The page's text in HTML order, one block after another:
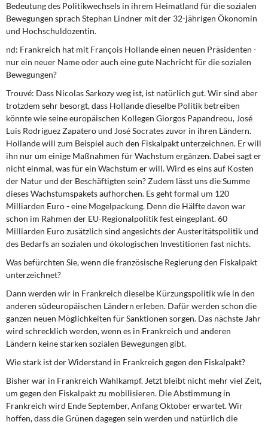
Steuer- und Finanzpolitik
Öffentliche Infrastruktur und Daseinsvorsorge
Eurokrise und Griechenland
DIE LINKE
Weitere Themen
Memo-Gruppe
Institut Solidarische Moderne
Rosa-Luxemburg-Stiftung
Über mich
Kontakt
Bedeutung des Politikwechsels in ihrem Heimatland für die sozialen
Bewegungen sprach Stephan Lindner mit der 32-jährigen Ökonomin
und Hochschuldozentin.
nd: Frankreich hat mit François Hollande einen neuen Präsidenten -
nur ein neuer Name oder auch eine gute Nachricht für die sozialen
Bewegungen?
Trouvé: Dass Nicolas Sarkozy weg ist, ist natürlich gut. Wir sind aber
trotzdem sehr besorgt, dass Hollande dieselbe Politik betreiben
könnte wie seine europäischen Kollegen Giorgos Papandreou, José
Luis Rodriguez Zapatero und José Socrates zuvor in ihren Ländern.
Hollande will zum Beispiel auch den Fiskalpakt unterzeichnen. Er will
ihn nur um einige Maßnahmen für Wachstum ergänzen. Dabei sagt er
nicht einmal, was für ein Wachstum er will. Wird es eins auf Kosten
der Natur und der Beschäftigten sein? Zudem lässt uns die Summe
dieses Wachstumspakets aufhorchen. Es geht formal um 120
Milliarden Euro - eine Mogelpackung. Denn die Hälfte davon war
schon im Rahmen der EU-Regionalpolitik fest eingeplant. 60
Milliarden Euro zusätzlich sind angesichts der Austeritätspolitik und
des Bedarfs an sozialen und ökologischen Investitionen fast nichts.
Was befürchten Sie, wenn die französische Regierung den Fiskalpakt
unterzeichnet?
Dann werden wir in Frankreich dieselbe Kürzungspolitik wie in den
anderen südeuropäischen Ländern erleben. Dafür werden schon die
ganzen neuen Möglichkeiten für Sanktionen sorgen. Das nächste Jahr
wird schrecklich werden, wenn es in Frankreich und anderen
Ländern keine starken sozialen Bewegungen gibt.
Wie stark ist der Widerstand in Frankreich gegen den Fiskalpakt?
Bisher war in Frankreich Wahlkampf. Jetzt bleibt nicht mehr viel Zeit,
um gegen den Fiskalpakt zu mobilisieren. Die Abstimmung in
Frankreich wird Ende September, Anfang Oktober erwartet. Wir
hoffen, dass die Grünen dagegen sein werden und natürlich die